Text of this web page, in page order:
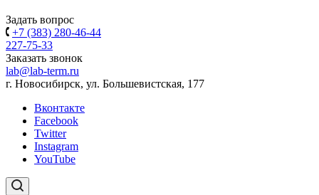
Задать вопрос
+7 (383) 280-46-44
227-75-33
Заказать звонок
lab@lab-term.ru
г. Новосибирск, ул. Большевистская, 177
Вконтакте
Facebook
Twitter
Instagram
YouTube